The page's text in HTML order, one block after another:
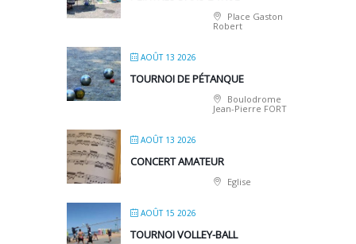
Place Gaston
Robert
AOÛT 13 2026
TOURNOI DE PÉTANQUE
Boulodrome
Jean-Pierre FORT
AOÛT 13 2026
CONCERT AMATEUR
Eglise
AOÛT 15 2026
TOURNOI VOLLEY-BALL